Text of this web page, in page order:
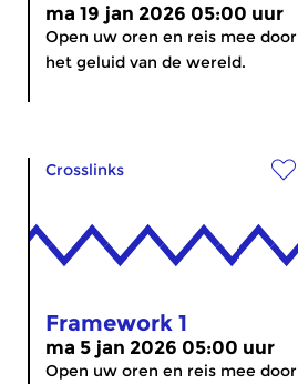
ma 19 jan 2026 05:00 uur
Open uw oren en reis mee door
het geluid van de wereld.
Crosslinks
Framework 1
ma 5 jan 2026 05:00 uur
Open uw oren en reis mee door